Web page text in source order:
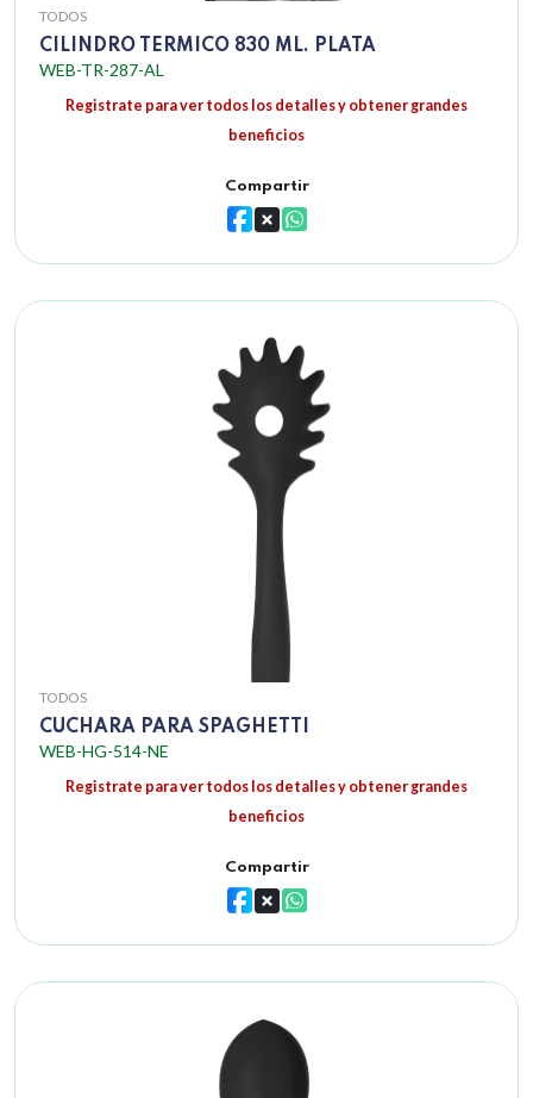
TODOS
CILINDRO TERMICO 830 ML. PLATA
WEB-TR-287-AL
Registrate para ver todos los detalles y obtener grandes
beneficios
Compartir
TODOS
CUCHARA PARA SPAGHETTI
WEB-HG-514-NE
Registrate para ver todos los detalles y obtener grandes
beneficios
Compartir